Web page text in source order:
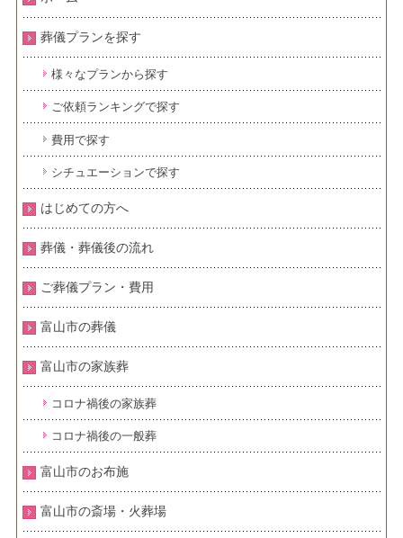
葬儀プランを探す
様々なプランから探す
ご依頼ランキングで探す
費用で探す
シチュエーションで探す
はじめての方へ
葬儀・葬儀後の流れ
ご葬儀プラン・費用
富山市の葬儀
富山市の家族葬
コロナ禍後の家族葬
コロナ禍後の一般葬
富山市のお布施
富山市の斎場・火葬場